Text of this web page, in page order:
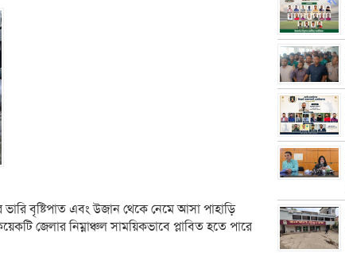
ভারি বৃষ্টিপাত এবং উজান থেকে নেমে আসা পাহাড়ি
জেলার নিম্নাঞ্চল সাময়িকভাবে প্লাবিত হতে পারে